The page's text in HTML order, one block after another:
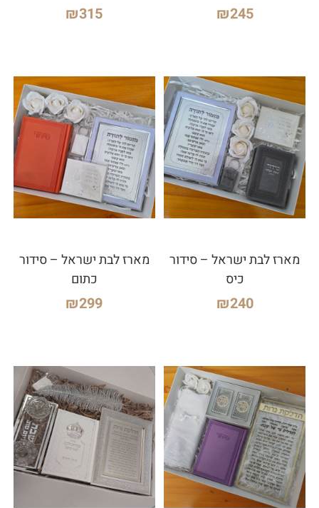
₪245
₪315
מארז לבת ישראל – סידור
כיס
₪240
מארז לבת ישראל – סידור
כתום
₪299